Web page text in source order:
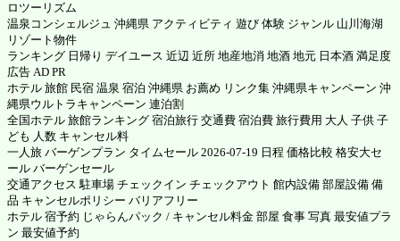
ロツーリズム
温泉コンシェルジュ 沖縄県 アクティビティ 遊び 体験 ジャンル 山川海湖
リゾート物件
ランキング 日帰り デイユース 近辺 近所 地産地消 地酒 地元 日本酒 満足度
広告 AD PR
ホテル 旅館 民宿 温泉 宿泊 沖縄県 お薦め リンク集 沖縄県キャンペーン 沖
縄県ウルトラキャンペーン 連泊割
全国ホテル 旅館ランキング 宿泊旅行 交通費 宿泊費 旅行費用 大人 子供 子
ども 人数 キャンセル料
一人旅 バーゲンプラン タイムセール 2026-07-19 日程 価格比較 格安大セ
ール バーゲンセール
交通アクセス 駐車場 チェックイン チェックアウト 館内設備 部屋設備 備
品 キャンセルポリシー バリアフリー
ホテル 宿予約 じゃらんパック / キャンセル料金 部屋 食事 写真 最安値プラ
ン 最安値予約